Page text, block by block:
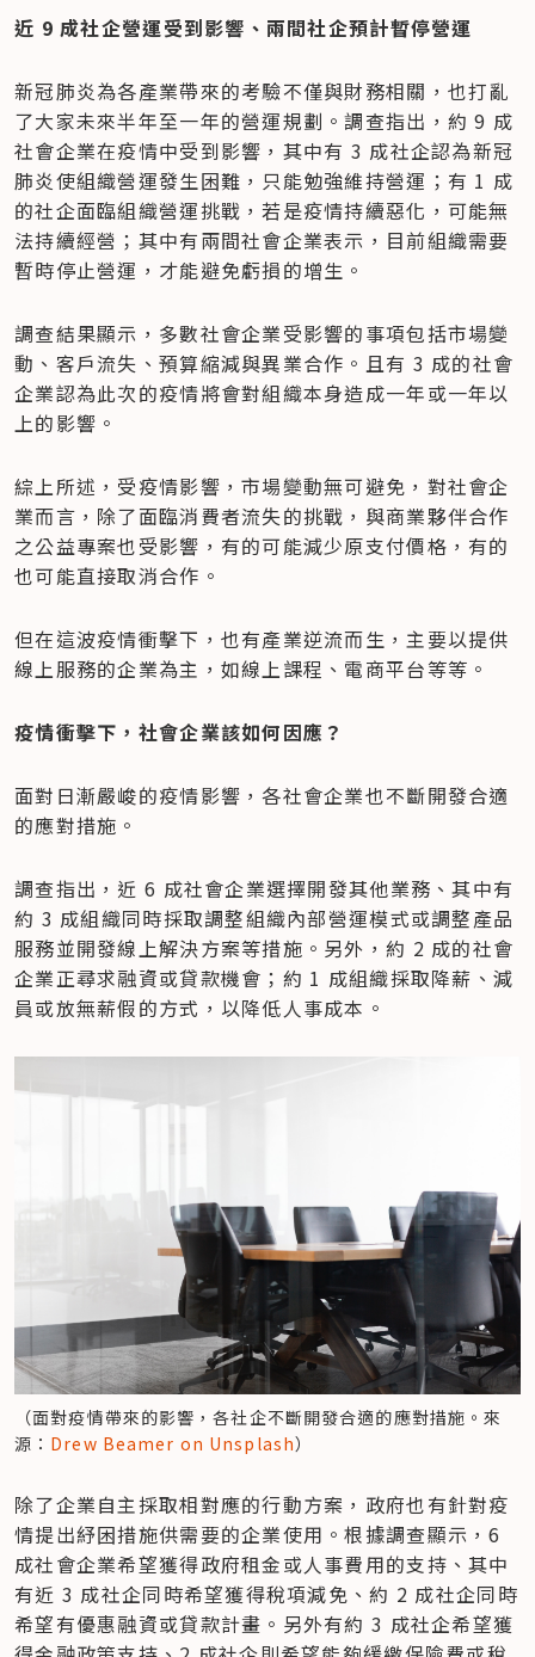
近 9 成社企營運受到影響、兩間社企預計暫停營運
新冠肺炎為各產業帶來的考驗不僅與財務相關，也打亂
了大家未來半年至一年的營運規劃。調查指出，約 9 成
社會企業在疫情中受到影響，其中有 3 成社企認為新冠
肺炎使組織營運發生困難，只能勉強維持營運；有 1 成
的社企面臨組織營運挑戰，若是疫情持續惡化，可能無
法持續經營；其中有兩間社會企業表示，目前組織需要
暫時停止營運，才能避免虧損的增生。
調查結果顯示，多數社會企業受影響的事項包括市場變
動、客戶流失、預算縮減與異業合作。且有 3 成的社會
企業認為此次的疫情將會對組織本身造成一年或一年以
上的影響。
綜上所述，受疫情影響，市場變動無可避免，對社會企
業而言，除了面臨消費者流失的挑戰，與商業夥伴合作
之公益專案也受影響，有的可能減少原支付價格，有的
也可能直接取消合作。
但在這波疫情衝擊下，也有產業逆流而生，主要以提供
線上服務的企業為主，如線上課程、電商平台等等。
疫情衝擊下，社會企業該如何因應？
面對日漸嚴峻的疫情影響，各社會企業也不斷開發合適
的應對措施。
調查指出，近 6 成社會企業選擇開發其他業務、其中有
約 3 成組織同時採取調整組織內部營運模式或調整產品
服務並開發線上解決方案等措施。另外，約 2 成的社會
企業正尋求融資或貸款機會；約 1 成組織採取降薪、減
員或放無薪假的方式，以降低人事成本。
（面對疫情帶來的影響，各社企不斷開發合適的應對措施。來
源： Drew Beamer on Unsplash）
除了企業自主採取相對應的行動方案，政府也有針對疫
情提出紓困措施供需要的企業使用。根據調查顯示，6
成社會企業希望獲得政府租金或人事費用的支持、其中
有近 3 成社企同時希望獲得稅項減免、約 2 成社企同時
希望有優惠融資或貸款計畫。另外有約 3 成社企希望獲